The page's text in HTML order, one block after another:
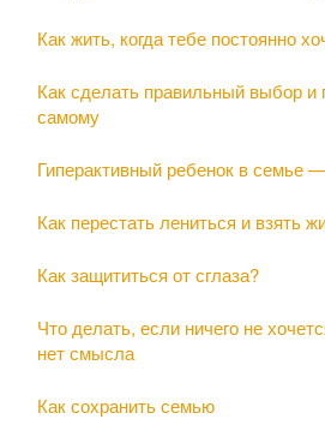
Как жить, когда тебе постоянно
Как сделать правильный выбор и
самому
Гиперактивный ребенок в семье
Как перестать лениться и взять
Как защититься от сглаза?
Что делать, если ничего не
нет смысла
Как сохранить семью